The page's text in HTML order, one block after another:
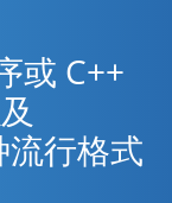
或 C++
流行格式